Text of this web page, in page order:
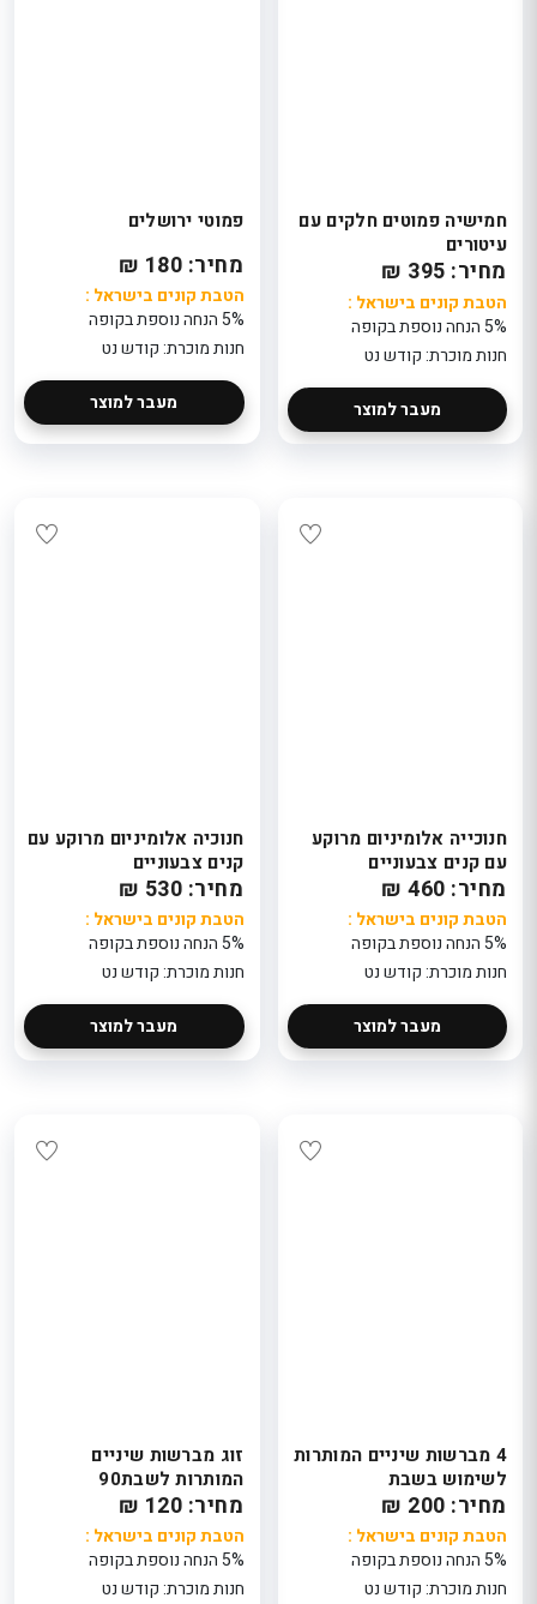
חמישיה פמוטים חלקים עם
עיטורים
מחיר: 395 ₪
הטבת קונים בישראל :
5% הנחה נוספת בקופה
חנות מוכרת: קודש נט
מעבר למוצר
פמוטי ירושלים
מחיר: 180 ₪
הטבת קונים בישראל :
5% הנחה נוספת בקופה
חנות מוכרת: קודש נט
מעבר למוצר
חנוכייה אלומיניום מרוקע
עם קנים צבעוניים
מחיר: 460 ₪
הטבת קונים בישראל :
5% הנחה נוספת בקופה
חנות מוכרת: קודש נט
מעבר למוצר
חנוכיה אלומיניום מרוקע עם
קנים צבעוניים
מחיר: 530 ₪
הטבת קונים בישראל :
5% הנחה נוספת בקופה
חנות מוכרת: קודש נט
מעבר למוצר
4 מברשות שיניים המותרות
לשימוש בשבת
מחיר: 200 ₪
הטבת קונים בישראל :
5% הנחה נוספת בקופה
חנות מוכרת: קודש נט
זוג מברשות שיניים
המותרות לשבת90
מחיר: 120 ₪
הטבת קונים בישראל :
5% הנחה נוספת בקופה
חנות מוכרת: קודש נט